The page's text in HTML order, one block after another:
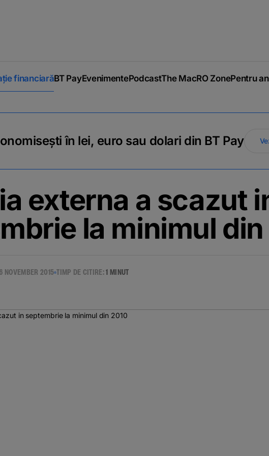
financiarăBT PayEvenimentePodcastThe MacRO ZonePentru
în lei, euro sau dolari din BT Pay
externa a scazut
la minimul
NOVEMBER 2015 TIMP DE CITIRE:1 MINUT